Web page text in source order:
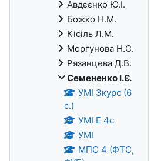
Авдєєнко Ю.І.
Божко Н.М.
Кісіль Л.М.
Моргунова Н.С.
Рязанцева Д.В.
Семененко І.Є.
УМІ 3курс (6
с.)
УМІ Е 4с
УМІ
МПС 4 (ФТС,